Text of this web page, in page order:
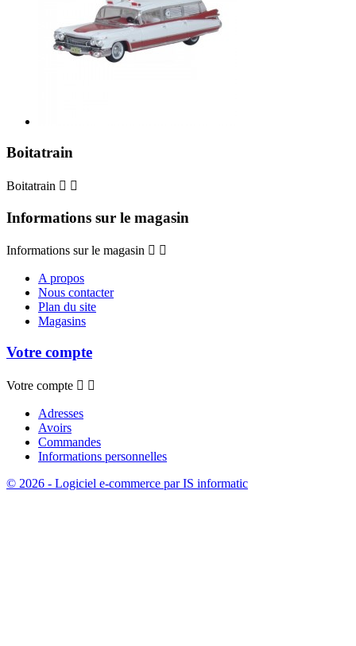
Boitatrain
Boitatrain  
Informations sur le magasin
Informations sur le magasin  
A propos
Nous contacter
Plan du site
Magasins
Votre compte
Votre compte  
Adresses
Avoirs
Commandes
Informations personnelles
© 2026 - Logiciel e-commerce par IS informatic